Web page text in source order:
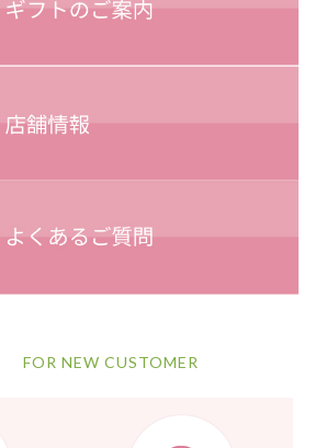
FOR NEW CUSTOMER